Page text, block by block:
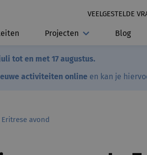
VEELGESTELDE
Projecten Blog
tot en met 17 augustus.
activiteiten online en kan je
avond